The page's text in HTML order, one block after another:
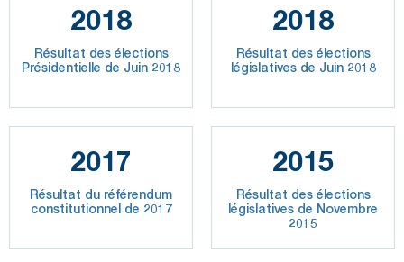
2018
Résultat des élections
Présidentielle de Juin 2018
2018
Résultat des élections
législatives de Juin 2018
2017
Résultat du référendum
constitutionnel de 2017
2015
Résultat des élections
législatives de Novembre
2015